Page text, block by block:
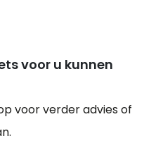
voor u kunnen
voor verder advies of